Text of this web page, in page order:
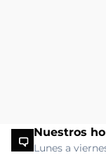
Nuestros
Lunes a